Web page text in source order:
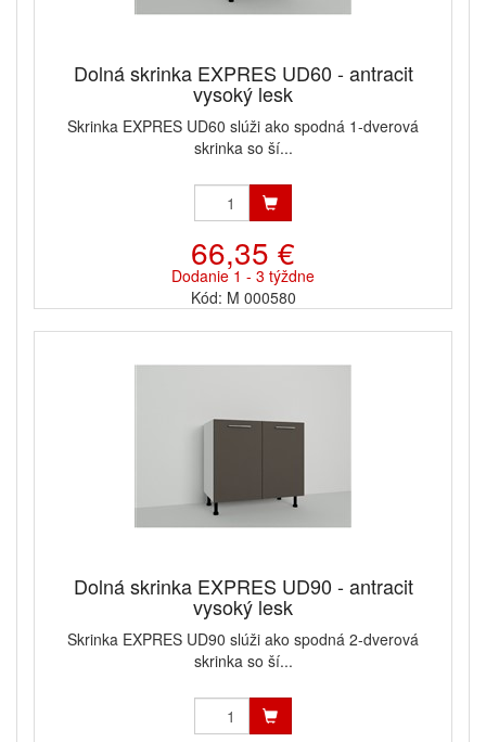
Dolná skrinka EXPRES UD60 - antracit
vysoký lesk
Skrinka EXPRES UD60 slúži ako spodná 1-dverová
skrinka so ší...
66,35 €
Dodanie 1 - 3 týždne
Kód: M 000580
Dolná skrinka EXPRES UD90 - antracit
vysoký lesk
Skrinka EXPRES UD90 slúži ako spodná 2-dverová
skrinka so ší...